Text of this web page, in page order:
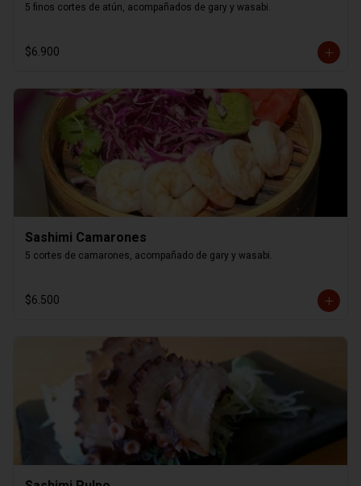
5 finos cortes de atún, acompañados de gary y wasabi.
$6.900
Sashimi Camarones
5 cortes de camarones, acompañado de gary y wasabi.
$6.500